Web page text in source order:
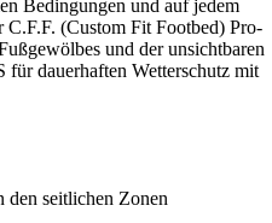
Bedingungen und auf jedem
C.F.F. (Custom Fit Footbed) Pro-
und der unsichtbaren
dauerhaften Wetterschutz mit
den seitlichen Zonen